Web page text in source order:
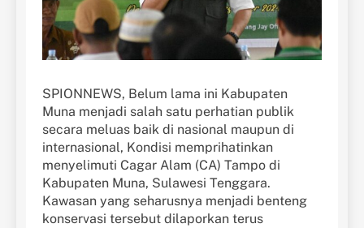
SPIONNEWS, Belum lama ini Kabupaten
Muna menjadi salah satu perhatian publik
secara meluas baik di nasional maupun di
internasional, Kondisi memprihatinkan
menyelimuti Cagar Alam (CA) Tampo di
Kabupaten Muna, Sulawesi Tenggara.
Kawasan yang seharusnya menjadi benteng
konservasi tersebut dilaporkan terus